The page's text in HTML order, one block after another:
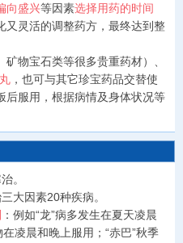
向盛兴等因素选择用药的时间
又灵活的调整药方，最终达到整
矿物宝石类等很多贵重药材）、
，也可与其它珍宝药品交替使
后服用，根据病情及身体状况等
。
大因素20种疾病。
：例如“龙”病多发生在夏天凌晨
凌晨和晚上服用；“赤巴”秋季